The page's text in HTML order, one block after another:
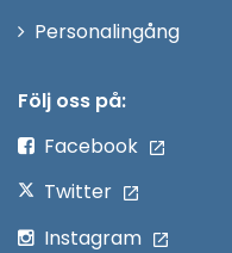
PersonalingångÖppna
Följ oss på:
Facebook
Twitter
Instagram